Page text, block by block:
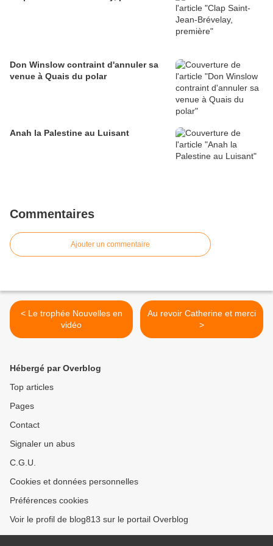
Don Winslow contraint d'annuler sa
venue à Quais du polar
Anah la Palestine au Luisant
Commentaires
Ajouter un commentaire
< Le trophée Nouvelles en
vidéo
Au revoir Catherine et merci
>
Hébergé par Overblog
Top articles
Pages
Contact
Signaler un abus
C.G.U.
Cookies et données personnelles
Préférences cookies
Voir le profil de blog813 sur le portail Overblog